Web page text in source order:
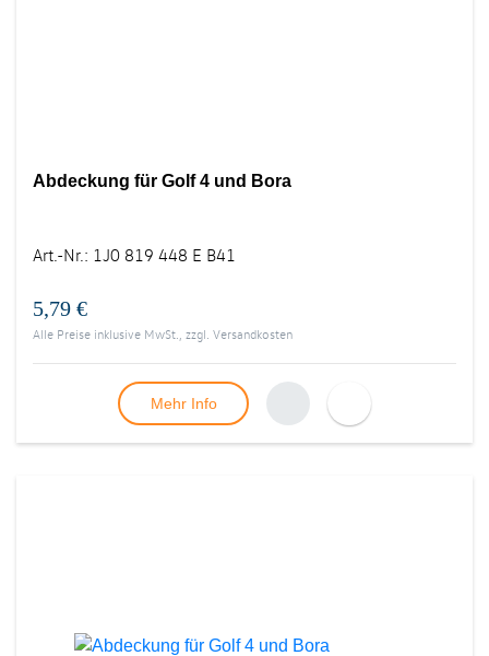
Abdeckung für Golf 4 und Bora
Art.-Nr.: 1J0 819 448 E B41
5,79 €
Alle Preise inklusive MwSt., zzgl. Versandkosten
Mehr Info